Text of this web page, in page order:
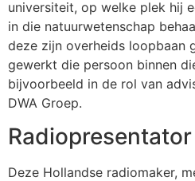
universiteit, op welke plek hij
in die natuurwetenschap
deze zijn overheids loopbaan
gewerkt die persoon binnen
bijvoorbeeld in de rol van
DWA Groep.
Deze Hollandse radiomaker,